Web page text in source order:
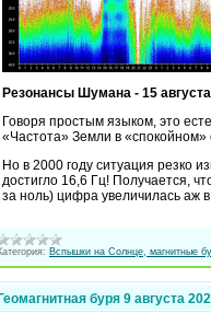
Резонансы Шумана - 15
Говоря простым языком, это
«Частота» Земли в «спокойном»
Но в 2000 году ситуация резко
достигло 16,6 Гц! Получается,
за ноль) цифра увеличилась аж в
Вспышки на Солнце, магнитные
буря 9 августа